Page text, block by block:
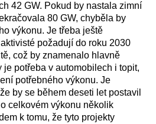
42 GW. Pokud by nastala zimní
80 GW, chyběla by
výkonu. Je třeba ještě
požadují do roku 2030
což by znamenalo hlavně
potřeba v automobilech i topit,
potřebného výkonu. Je
by se během deseti let postavil
celkovém výkonu několik
k tomu, že tyto projekty